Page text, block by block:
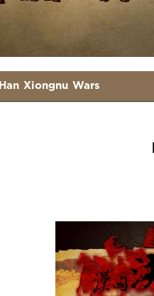
Han Xiongnu Wars